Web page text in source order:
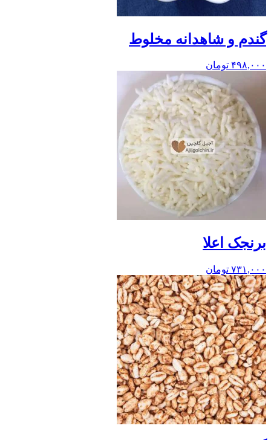
گندم و شاهدانه مخلوط
۴۹۸,۰۰۰ تومان
برنجک اعلا
۷۳۱,۰۰۰ تومان